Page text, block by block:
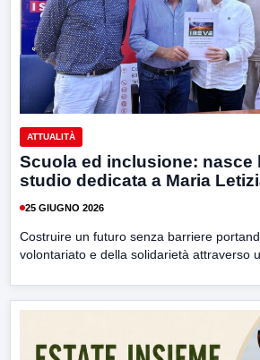
ATTUALITÀ
Scuola ed inclusione: nasce
studio dedicata a Maria
25 GIUGNO 2026
Costruire un futuro senza barriere
volontariato e della solidarietà attraverso